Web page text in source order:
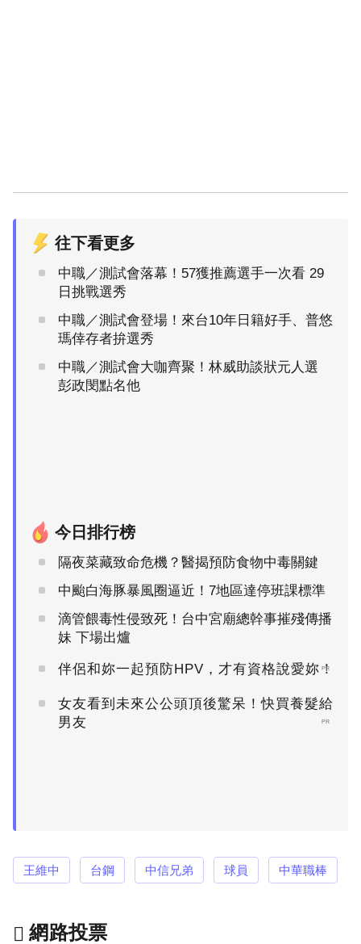
往下看更多
中職／測試會落幕！57獲推薦選手一次看 29
日挑戰選秀
中職／測試會登場！來台10年日籍好手、普悠
瑪倖存者拚選秀
中職／測試會大咖齊聚！林威助談狀元人選
彭政閔點名他
今日排行榜
隔夜菜藏致命危機？醫揭預防食物中毒關鍵
中颱白海豚暴風圈逼近！7地區達停班課標準
滴管餵毒性侵致死！台中宮廟總幹事摧殘傳播
妹 下場出爐
伴侶和妳一起預防HPV，才有資格說愛妳！
PR
女友看到未來公公頭頂後驚呆！快買養髮給
男友
PR
王維中 台鋼 中信兄弟 球員 中華職棒
網路投票